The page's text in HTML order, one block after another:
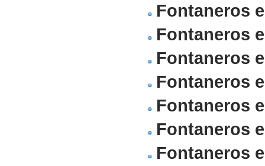
Fontaneros
Fontaneros
Fontaneros
Fontaneros
Fontaneros
Fontaneros
Fontaneros